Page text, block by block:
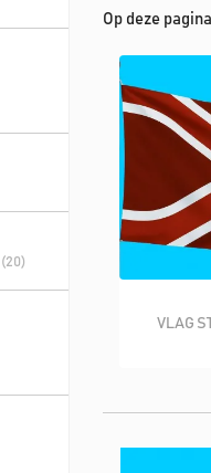
(20)
Op deze
VLAG